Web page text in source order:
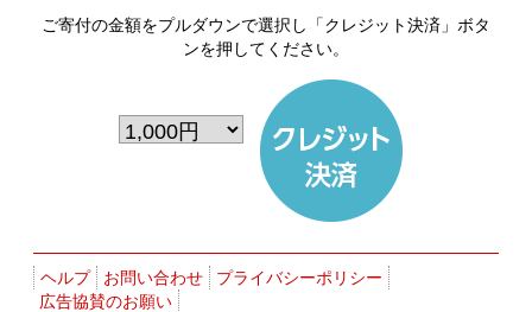
ご寄付の金額をプルダウンで選択し「クレジット決済」ボタ
ンを押してください。
ヘルプ お問い合わせ
プライバシーポリシー
広告協賛のお願い